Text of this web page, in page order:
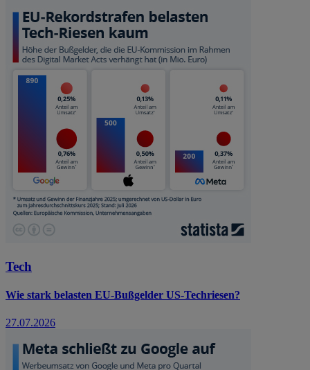
Tech
Wie stark belasten EU-Bußgelder US-Techriesen?
27.07.2026